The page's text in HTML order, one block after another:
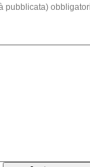
pubblicata)